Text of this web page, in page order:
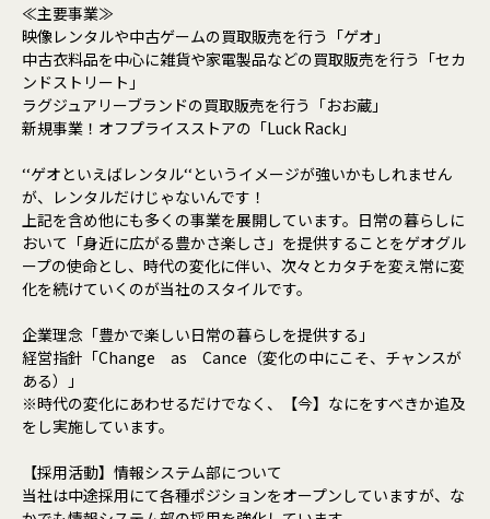
≪主要事業≫
映像レンタルや中古ゲームの買取販売を行う「ゲオ」
中古衣料品を中心に雑貨や家電製品などの買取販売を行う「セカ
ンドストリート」
ラグジュアリーブランドの買取販売を行う「おお蔵」
新規事業！オフプライスストアの「Luck Rack」
‘‘ゲオといえばレンタル‘‘というイメージが強いかもしれません
が、レンタルだけじゃないんです！
上記を含め他にも多くの事業を展開しています。日常の暮らしに
おいて「身近に広がる豊かさ楽しさ」を提供することをゲオグル
ープの使命とし、時代の変化に伴い、次々とカタチを変え常に変
化を続けていくのが当社のスタイルです。
企業理念「豊かで楽しい日常の暮らしを提供する」
経営指針「Change as Cance（変化の中にこそ、チャンスが
ある）」
※時代の変化にあわせるだけでなく、【今】なにをすべきか追及
をし実施しています。
【採用活動】情報システム部について
当社は中途採用にて各種ポジションをオープンしていますが、な